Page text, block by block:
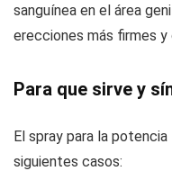
sanguínea en el área
erecciones más firmes y
Para que sirve y
El spray para la
siguientes casos: